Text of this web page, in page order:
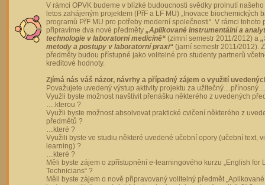
V rámci OPVK budeme v blízké budoucnosti svědky prolnutí
letos zahájeným projektem (PřF a LF MU) „Inovace biochemických
programů PřF MU pro potřeby moderní společnosti“. V rámci tohoto
připravíme dva nové předměty „Aplikované instrumentální a
technologie v laboratorní medicíně“ (zimní semestr 2011/2012) a
metody a postupy v laboratorní praxi“ (jarní semestr 2011/2012).
předměty budou přístupné jako volitelné pro studenty partnerů
kreditové hodnoty.
Zjímá nás váš názor, návrhy a případný zájem o využití
Považujete uvedený výstup aktivity projektu za
Využli byste možnost navštívit přenášku některého z uvedených
….kterou ?
Využli byste možnost absolvovat praktické cvičení některého z
předmětů ?
…které ?
Využili byste ve studiu některé uvedené učební opory (učební text,
learning) ?
…které ?
Měli byste zájem o zpřístupnění e-learningového kurzu „English for
Technicians“ ?
Měli byste zájem o nově připravovaný volitelný předmět „Aplikované